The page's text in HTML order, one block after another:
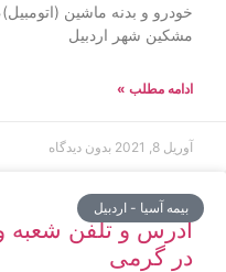
خودرو و بدنه ماشین
مشکین شهر اردبیل
ادامه مطلب »
آوریل 8, 2021 بدون دیدگاه
بیمه آسیا - اردبیل
آدرس و تلفن شعبه و
در گرمی